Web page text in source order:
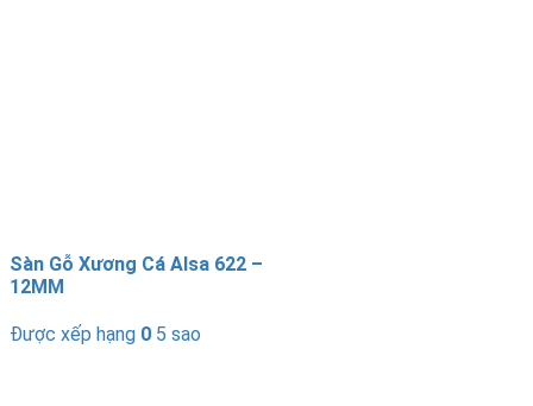
Sàn Gỗ Xương Cá Alsa 622 –
12MM
Được xếp hạng 0 5 sao